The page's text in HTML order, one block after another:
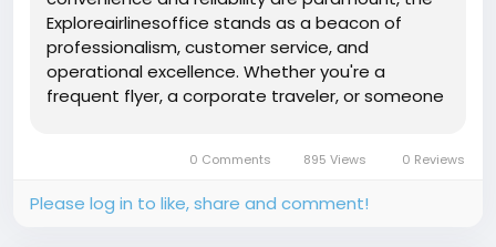
Exploreairlinesoffice stands as a beacon of
professionalism, customer service, and
operational excellence. Whether you're a
frequent flyer, a corporate traveler, or someone
travel experience smoother, easier, and...
0 Comments 895 Views 0 Reviews
Please log in to like, share and comment!